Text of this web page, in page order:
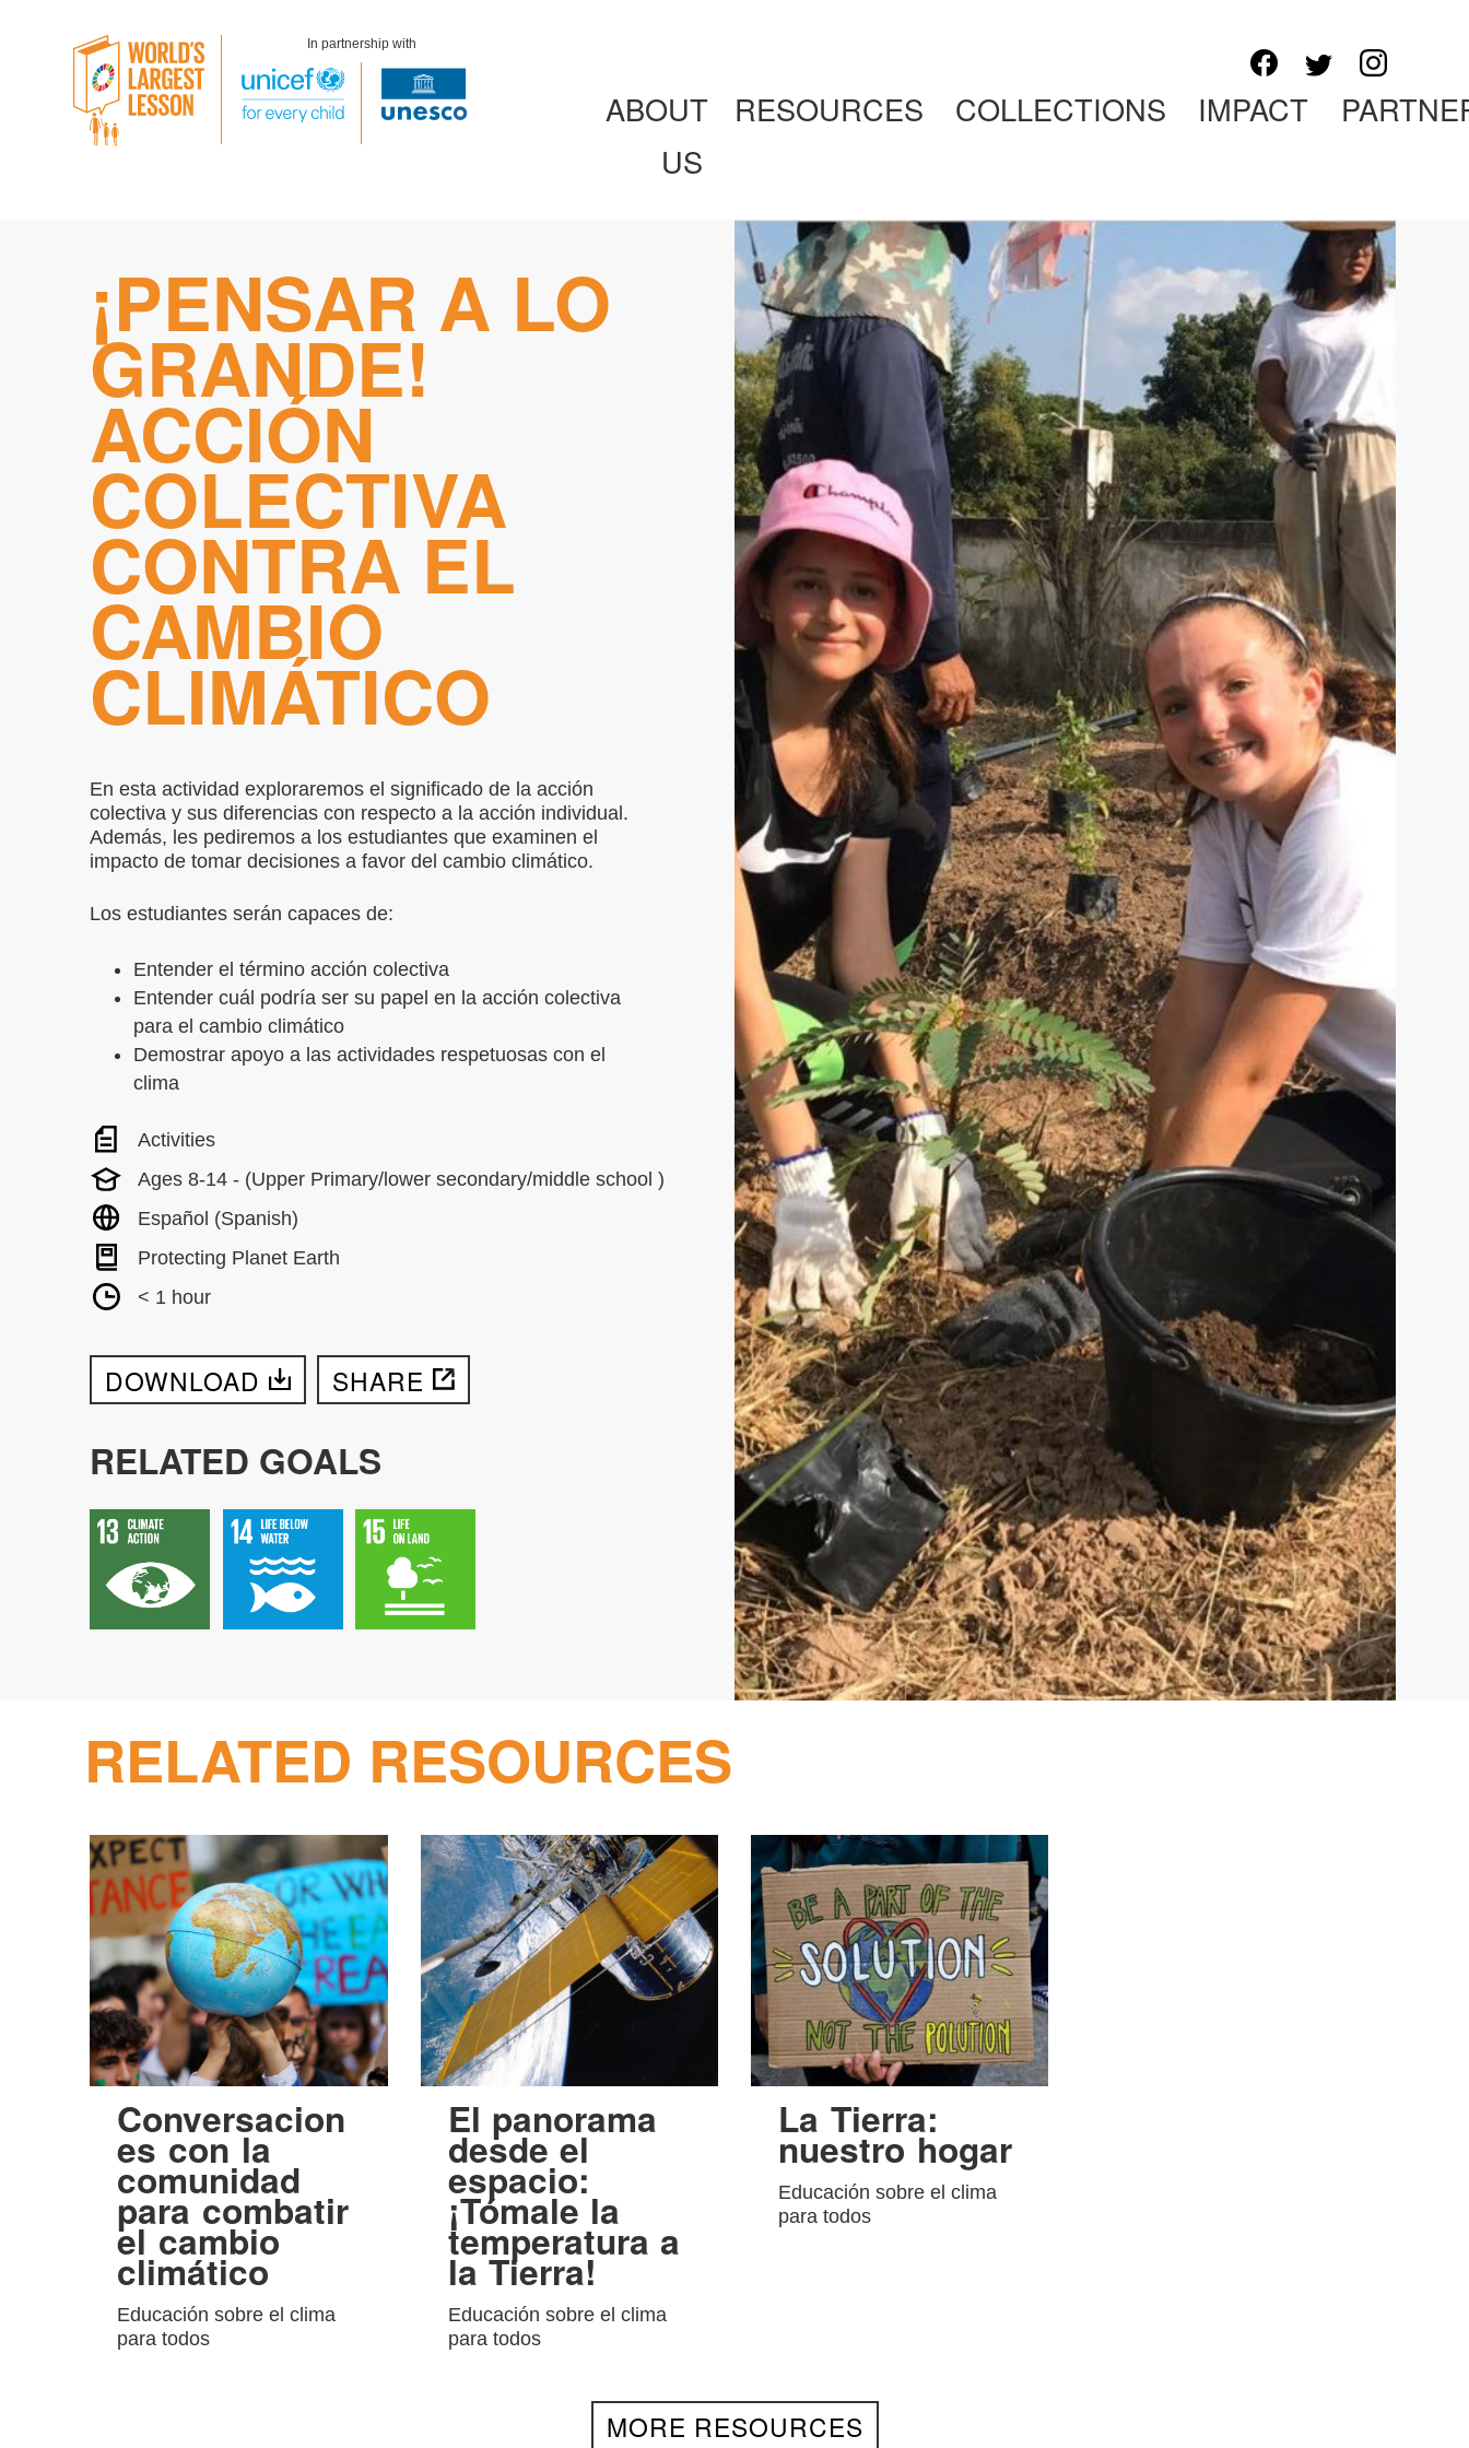
In partnership with
ABOUT
US
RESOURCES COLLECTIONS IMPACT
content
¡PENSAR A LO
GRANDE!
ACCIÓN
COLECTIVA
CONTRA EL
CAMBIO
CLIMÁTICO
En esta actividad exploraremos el significado de la acción
colectiva y sus diferencias con respecto a la acción individual.
Además, les pediremos a los estudiantes que examinen el
impacto de tomar decisiones a favor del cambio climático.
Los estudiantes serán capaces de:
Entender el término acción colectiva
Entender cuál podría ser su papel en la acción colectiva
para el cambio climático
Demostrar apoyo a las actividades respetuosas con el
clima
Activities
Ages 8-14 - (Upper Primary/lower secondary/middle school )
Español (Spanish)
Protecting Planet Earth
< 1 hour
DOWNLOAD SHARE
RELATED GOALS
RELATED RESOURCES
Conversacion
es con la
comunidad
para combatir
el cambio
climático
Educación sobre el clima
para todos
El panorama
desde el
espacio:
¡Tómale la
temperatura a
la Tierra!
Educación sobre el clima
para todos
La Tierra:
nuestro hogar
Educación sobre el clima
para todos
MORE RESOURCES